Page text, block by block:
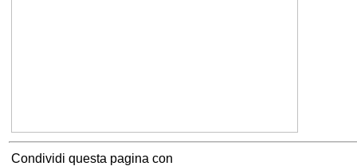
Condividi questa pagina con